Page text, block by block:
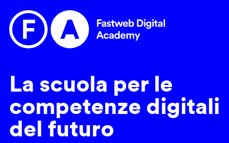
La scuola per le
competenze digitali
del futuro